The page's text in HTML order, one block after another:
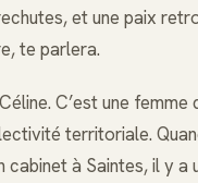
et une paix
te parlera.
C’est une femme
territoriale.
à Saintes, il y a